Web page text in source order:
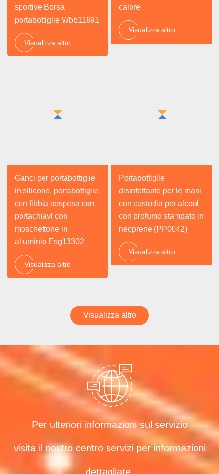
sportive Borsa
portabottiglie Wbb11691
Visualizza altro
calore
Visualizza altro
Ganci per portabottiglie
in silicone, portabottiglie
con fibbia sospesa con
portachiavi con
moschettone in
alluminio Esg13302
Visualizza altro
Portabottiglie
disinfettante per le mani
con custodia per alcool
con profumo stampato in
neoprene (PP0042)
Visualizza altro
Visualizza altro
Per ulteriori informazioni sul servizio
visita il nostro centro servizi per informazioni
dettagliate.